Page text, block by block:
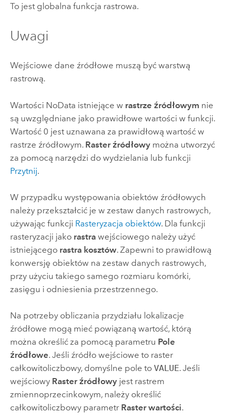
To jest globalna funkcja rastrowa.
Uwagi
Wejściowe dane źródłowe muszą być warstwą
rastrową.
Wartości NoData istniejące w rastrze źródłowym nie
są uwzględniane jako prawidłowe wartości w funkcji.
Wartość 0 jest uznawana za prawidłową wartość w
rastrze źródłowym. Raster źródłowymożna utworzyć
za pomocą narzędzi do wydzielania lub funkcji
Przytnij.
W przypadku występowania obiektów źródłowych
należy przekształcić je w zestaw danych rastrowych,
używając funkcji Rasteryzacja obiektów. Dla funkcji
rasteryzacji jako rastrawejściowego należy użyć
istniejącego rastra kosztów. Zapewni to prawidłową
konwersję obiektów na zestaw danych rastrowych,
przy użyciu takiego samego rozmiaru komórki,
zasięgu i odniesienia przestrzennego.
Na potrzeby obliczania przydziału lokalizacje
źródłowe mogą mieć powiązaną wartość, którą
można określić za pomocą parametru Pole
źródłowe. Jeśli źródło wejściowe to raster
całkowitoliczbowy, domyślne pole to VALUE. Jeśli
wejściowy Raster źródłowyjest rastrem
zmiennoprzecinkowym, należy określić
całkowitoliczbowy parametr Raster wartości.